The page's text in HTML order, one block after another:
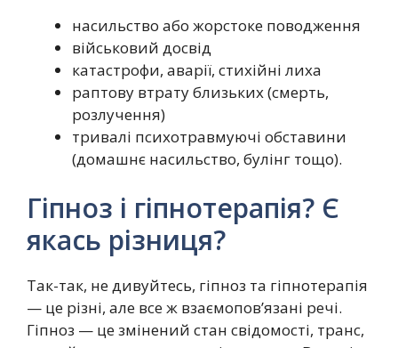
насильство або жорстоке поводження
військовий досвід
катастрофи, аварії, стихійні лиха
раптову втрату близьких (смерть,
розлучення)
тривалі психотравмуючі обставини
(домашнє насильство, булінг тощо).
Гіпноз і гіпнотерапія? Є
якась різниця?
Так-так, не дивуйтесь, гіпноз та гіпнотерапія
— це різні, але все ж взаємопов’язані речі.
Гіпноз — це змінений стан свідомості, транс,